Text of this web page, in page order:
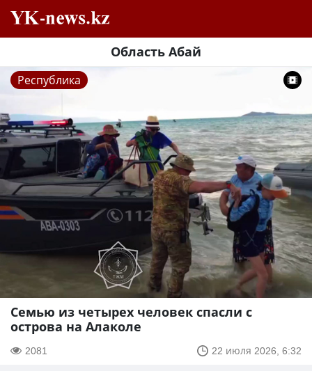
Область Абай
Республика
Семью из четырех человек спасли с
острова на Алаколе
2081 22 июля 2026, 6:32